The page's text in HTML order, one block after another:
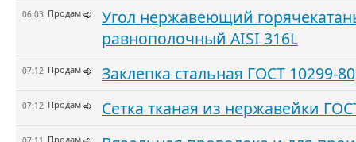
06:03 Продам
Угол нержавеющий
равнополочный AISI 316L
07:12 Продам Заклепка стальная ГОСТ 10299-
07:12 Продам Сетка тканая из нержавейки
Продам